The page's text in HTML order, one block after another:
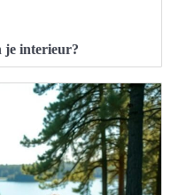
je interieur?